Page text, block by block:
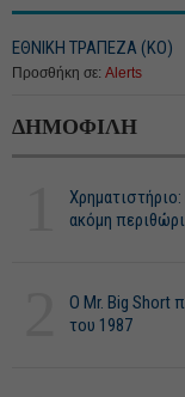
ΕΘΝΙΚΗ ΤΡΑΠΕΖΑ (KO)
Προσθήκη σε: Alerts
ΔΗΜΟΦΙΛΗ
ακόμη
O Mr. Big Short
του 1987